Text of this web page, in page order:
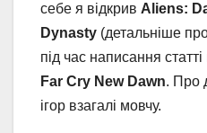
себе я відкрив Aliens:
Dynasty (детальніше
під час написання
Far Cry New Dawn. Про
ігор взагалі мовчу.